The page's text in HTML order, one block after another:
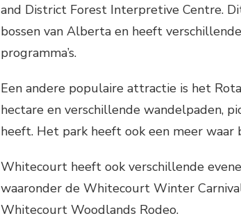
and District Forest Interpretive Centre.
bossen van Alberta en heeft
programma’s.
Een andere populaire attractie is het
hectare en verschillende wandelpaden,
heeft. Het park heeft ook een meer waar
Whitecourt heeft ook verschillende
waaronder de Whitecourt Winter
Whitecourt Woodlands Rodeo.